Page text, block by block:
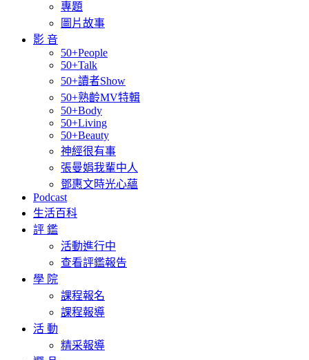
專題
圖片故事
影 音
50+People
50+Talk
50+讀者Show
50+熟齡MV特輯
50+Body
50+Living
50+Beauty
神經很有事
張曼娟我輩中人
鄧惠文時光心蘊
Podcast
生活百科
評 鑑
活動進行中
查看評鑑報告
學 院
課程報名
課程報導
活 動
精采報導